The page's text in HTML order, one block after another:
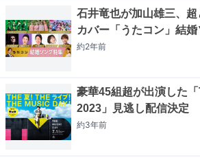
石井竜也が加山雄三、
カバー「うたコン」結
約2年前
豪華45組超が出演した
2023」見逃し配信決定
約3年前